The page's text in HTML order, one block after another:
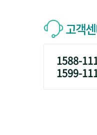
고객
1588-
1599-